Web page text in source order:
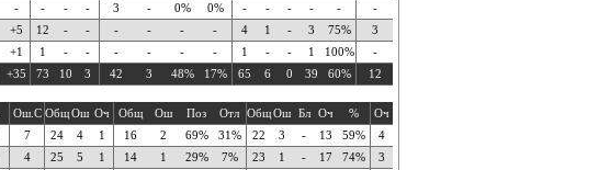
- - - - 3 - 0% 0% - - - - - -
+5 12 - - - - - - 4 1 - 3 75% 3
+1 1 - - - - - - 1 - - 1 100% -
+35 73 10 3 42 3 48% 17% 65 6 0 39 60% 12
Ош.С ОбщОш Оч Общ Ош Поз Отл ОбщОш Бл Оч % Оч
7 24 4 1 16 2 69% 31% 22 3 - 13 59% 4
4 25 5 1 14 1 29% 7% 23 1 - 17 74% 3